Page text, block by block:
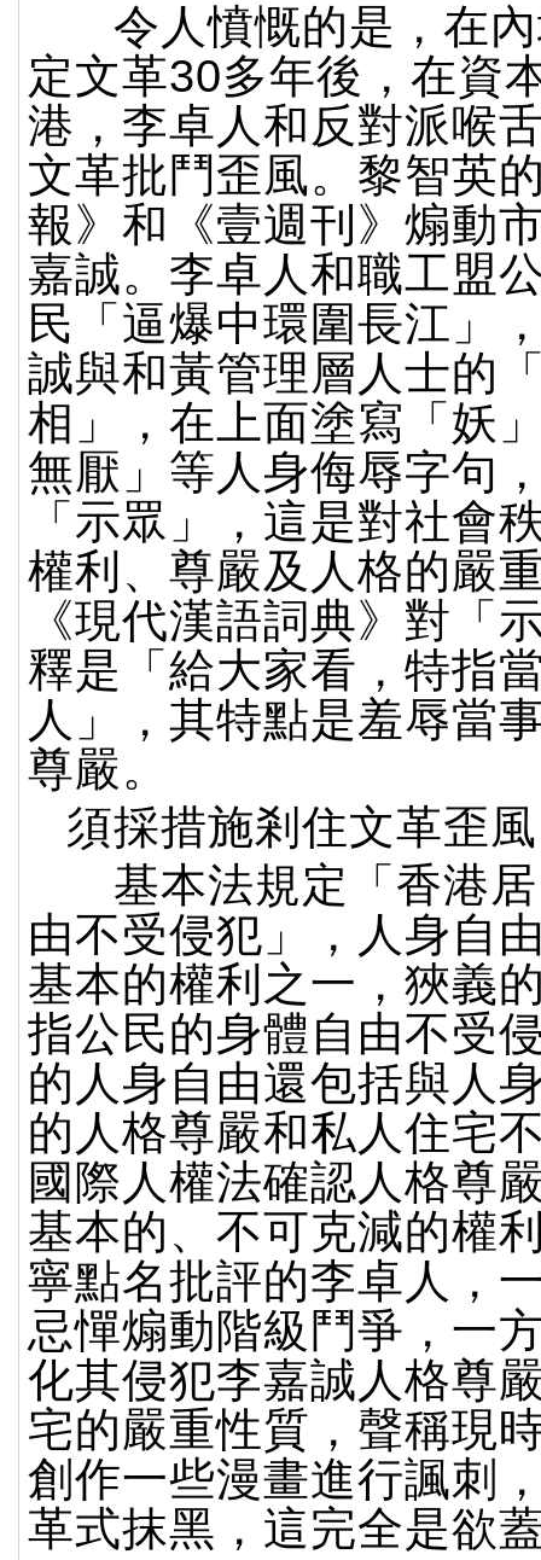
令人憤慨的是，在
定文革30多年後，在資
港，李卓人和反對派喉
文革批鬥歪風。黎智英
報》和《壹週刊》煽動
嘉誠。李卓人和職工盟
民「逼爆中環圍長江」
誠與和黃管理層人士的
相」，在上面塗寫「妖
無厭」等人身侮辱字句
「示眾」，這是對社會
權利、尊嚴及人格的嚴
《現代漢語詞典》對「
釋是「給大家看，特指
人」，其特點是羞辱當
尊嚴。
須採措施剎住文革歪風
基本法規定「香港
由不受侵犯」，人身自
基本的權利之一，狹義
指公民的身體自由不受
的人身自由還包括與人
的人格尊嚴和私人住宅
國際人權法確認人格尊
基本的、不可克減的權
寧點名批評的李卓人，
忌憚煽動階級鬥爭，一
化其侵犯李嘉誠人格尊
宅的嚴重性質，聲稱現
創作一些漫畫進行諷刺
革式抹黑，這完全是欲